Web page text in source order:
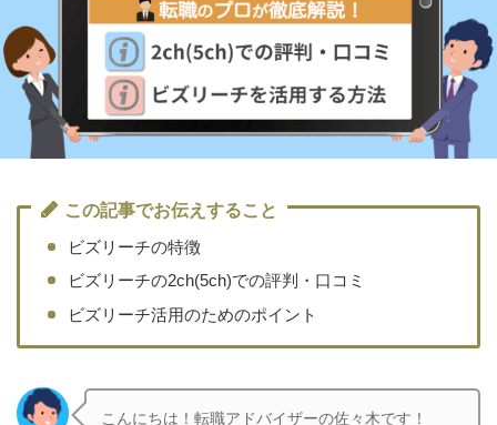
この記事でお伝えすること
ビズリーチの特徴
ビズリーチの2ch(5ch)での評判・口コミ
ビズリーチ活用のためのポイント
こんにちは！転職アドバイザーの佐々木です！